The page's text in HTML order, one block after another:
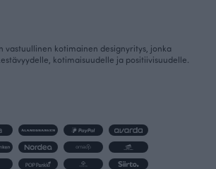
vastuullinen kotimainen designyritys, jonka
kotimaisuudelle ja positiivisuudelle.